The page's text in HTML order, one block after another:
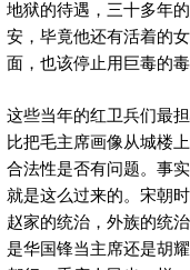
地狱的待遇，三十多年
安，毕竟他还有活着的
面，也该停止用巨毒的
这些当年的红卫兵们最
比把毛主席画像从城楼
合法性是否有问题。事
就是这么过来的。宋朝
赵家的统治，外族的统
是华国锋当主席还是胡